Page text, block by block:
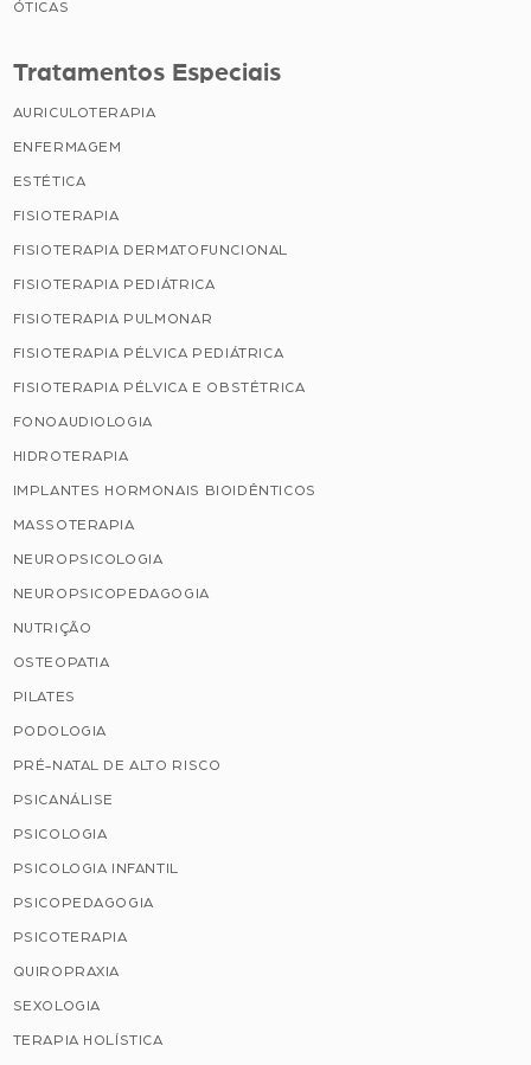
ÓTICAS
Tratamentos Especiais
AURICULOTERAPIA
ENFERMAGEM
ESTÉTICA
FISIOTERAPIA
FISIOTERAPIA DERMATOFUNCIONAL
FISIOTERAPIA PEDIÁTRICA
FISIOTERAPIA PULMONAR
FISIOTERAPIA PÉLVICA PEDIÁTRICA
FISIOTERAPIA PÉLVICA E OBSTÉTRICA
FONOAUDIOLOGIA
HIDROTERAPIA
IMPLANTES HORMONAIS BIOIDÊNTICOS
MASSOTERAPIA
NEUROPSICOLOGIA
NEUROPSICOPEDAGOGIA
NUTRIÇÃO
OSTEOPATIA
PILATES
PODOLOGIA
PRÉ-NATAL DE ALTO RISCO
PSICANÁLISE
PSICOLOGIA
PSICOLOGIA INFANTIL
PSICOPEDAGOGIA
PSICOTERAPIA
QUIROPRAXIA
SEXOLOGIA
TERAPIA HOLÍSTICA